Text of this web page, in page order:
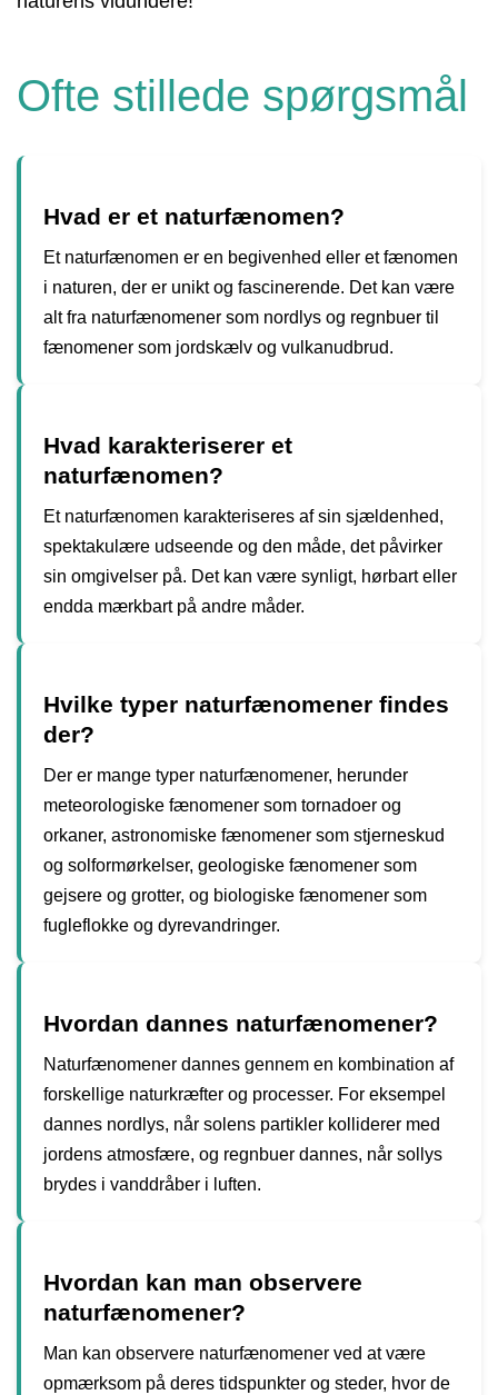
Ofte stillede spørgsmål
Hvad er et naturfænomen?
Et naturfænomen er en begivenhed eller et fænomen
i naturen, der er unikt og fascinerende. Det kan være
alt fra naturfænomener som nordlys og regnbuer til
fænomener som jordskælv og vulkanudbrud.
Hvad karakteriserer et
naturfænomen?
Et naturfænomen karakteriseres af sin sjældenhed,
spektakulære udseende og den måde, det påvirker
sin omgivelser på. Det kan være synligt, hørbart eller
endda mærkbart på andre måder.
Hvilke typer naturfænomener findes
der?
Der er mange typer naturfænomener, herunder
meteorologiske fænomener som tornadoer og
orkaner, astronomiske fænomener som stjerneskud
og solformørkelser, geologiske fænomener som
gejsere og grotter, og biologiske fænomener som
fugleflokke og dyrevandringer.
Hvordan dannes naturfænomener?
Naturfænomener dannes gennem en kombination af
forskellige naturkræfter og processer. For eksempel
dannes nordlys, når solens partikler kolliderer med
jordens atmosfære, og regnbuer dannes, når sollys
brydes i vanddråber i luften.
Hvordan kan man observere
naturfænomener?
Man kan observere naturfænomener ved at være
opmærksom på deres tidspunkter og steder, hvor de